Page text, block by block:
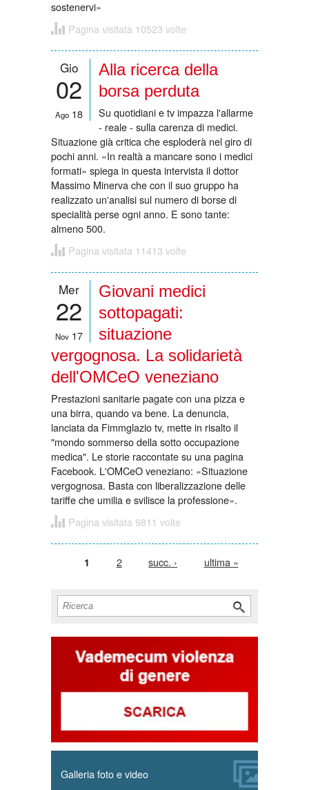
sostenervi»
Pagina visitata 10523 volte
Gio
02
Ago 18
Alla ricerca della
borsa perduta
Su quotidiani e tv impazza l'allarme
- reale - sulla carenza di medici.
Situazione già critica che esploderà nel giro di
pochi anni. «In realtà a mancare sono i medici
formati» spiega in questa intervista il dottor
Massimo Minerva che con il suo gruppo ha
realizzato un'analisi sul numero di borse di
specialità perse ogni anno. E sono tante:
almeno 500.
Pagina visitata 11413 volte
Mer
22
Nov 17
Giovani medici
sottopagati:
situazione
vergognosa. La solidarietà
dell'OMCeO veneziano
Prestazioni sanitarie pagate con una pizza e
una birra, quando va bene. La denuncia,
lanciata da Fimmglazio tv, mette in risalto il
"mondo sommerso della sotto occupazione
medica". Le storie raccontate su una pagina
Facebook. L'OMCeO veneziano: «Situazione
vergognosa. Basta con liberalizzazione delle
tariffe che umilia e svilisce la professione».
Pagina visitata 9811 volte
1 2 succ. › ultima »
Form di ricerca
Cerca
Galleria foto e video